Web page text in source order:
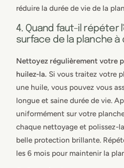
réduire la durée de vie de la
4. Quand faut-il répéter
surface de la planche à
Nettoyez régulièrement votre
huilez-la. Si vous traitez votre
une huile, vous pouvez vous
longue et saine durée de vie.
uniformément sur votre
chaque nettoyage et polissez-
belle protection brillante.
les 6 mois pour maintenir la